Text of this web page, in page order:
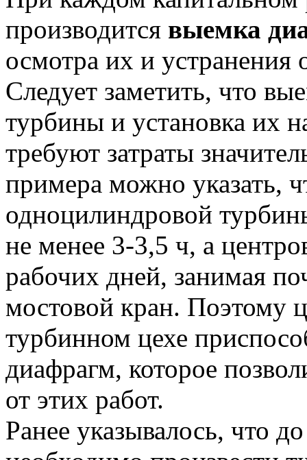
производится выемка
осмотра их и
Следует заметить, что
турбины и установка их
требуют затраты
примера можно указать,
одноцилиндровой
не менее 3-3,5 ч, а
рабочих дней, занимая
мостовой кран. Поэтому
турбинном цехе
диафрагм, которое
от этих работ.
Ранее указывалось, что